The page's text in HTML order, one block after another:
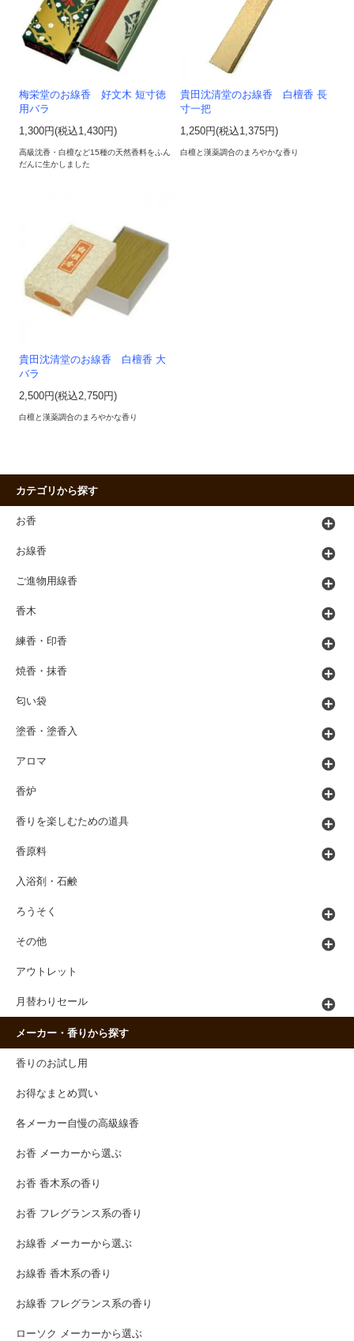
梅栄堂のお線香 好文木 短寸徳
用バラ
1,300円(税込1,430円)
高級沈香・白檀など15種の天然香料をふん
だんに生かしました
貴田沈清堂のお線香 白檀香 長
寸一把
1,250円(税込1,375円)
白檀と漢薬調合のまろやかな香り
貴田沈清堂のお線香 白檀香 大
バラ
2,500円(税込2,750円)
白檀と漢薬調合のまろやかな香り
カテゴリから探す
お香
お線香
ご進物用線香
香木
練香・印香
焼香・抹香
匂い袋
塗香・塗香入
アロマ
香炉
香りを楽しむための道具
香原料
入浴剤・石鹸
ろうそく
その他
アウトレット
月替わりセール
メーカー・香りから探す
香りのお試し用
お得なまとめ買い
各メーカー自慢の高級線香
お香 メーカーから選ぶ
お香 香木系の香り
お香 フレグランス系の香り
お線香 メーカーから選ぶ
お線香 香木系の香り
お線香 フレグランス系の香り
ローソク メーカーから選ぶ